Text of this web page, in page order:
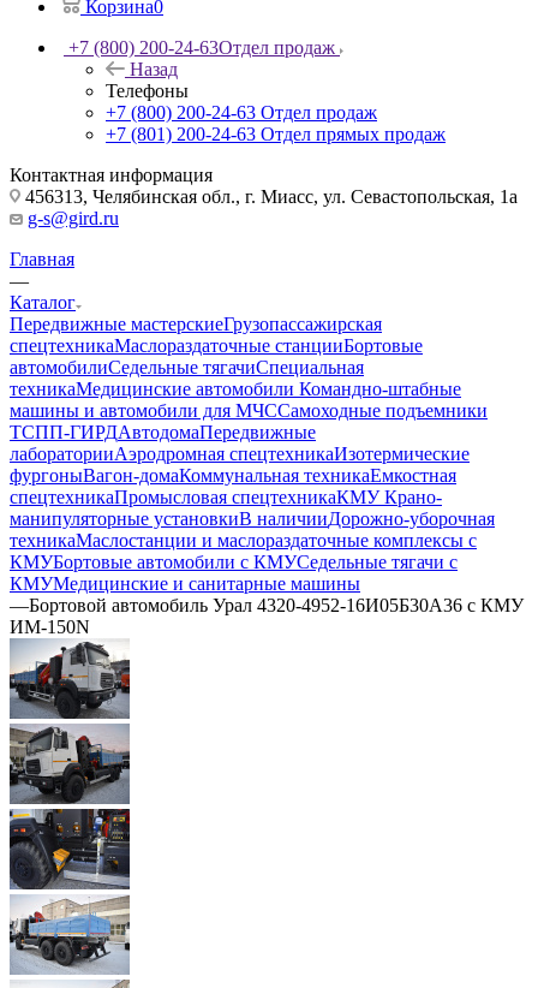
Корзина0
+7 (800) 200-24-63Отдел продаж
Назад
Телефоны
+7 (800) 200-24-63 Отдел продаж
+7 (801) 200-24-63 Отдел прямых продаж
Контактная информация
456313, Челябинская обл., г. Миасс, ул. Севастопольская, 1а
g-s@gird.ru
Главная
—
Каталог
Передвижные мастерскиеГрузопассажирская
спецтехникаМаслораздаточные станцииБортовые
автомобилиСедельные тягачиСпециальная
техникаМедицинские автомобили Командно-штабные
машины и автомобили для МЧССамоходные подъемники
ТСПП-ГИРДАвтодомаПередвижные
лабораторииАэродромная спецтехникаИзотермические
фургоныВагон-домаКоммунальная техникаЕмкостная
спецтехникаПромысловая спецтехникаКМУ Крано-
манипуляторные установкиВ наличииДорожно-уборочная
техникаМаслостанции и маслораздаточные комплексы с
КМУБортовые автомобили с КМУСедельные тягачи с
КМУМедицинские и санитарные машины
—Бортовой автомобиль Урал 4320-4952-16И05Б30А36 с КМУ
ИМ-150N